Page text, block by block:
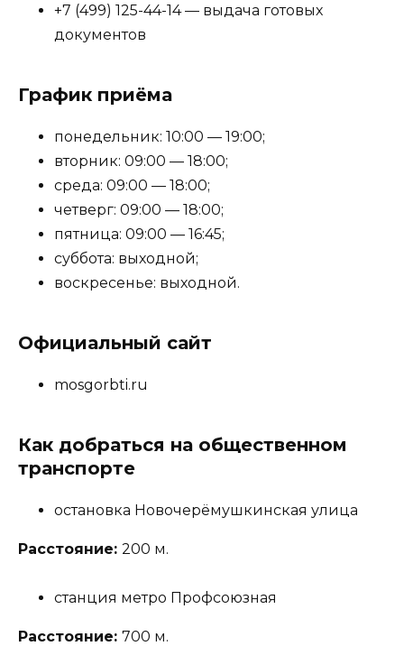
+7 (499) 125-44-14 — выдача готовых
документов
График приёма
понедельник: 10:00 — 19:00;
вторник: 09:00 — 18:00;
среда: 09:00 — 18:00;
четверг: 09:00 — 18:00;
пятница: 09:00 — 16:45;
суббота: выходной;
воскресенье: выходной.
Официальный сайт
mosgorbti.ru
Как добраться на общественном
транспорте
остановка Новочерёмушкинская улица
Расстояние: 200 м.
станция метро Профсоюзная
Расстояние: 700 м.